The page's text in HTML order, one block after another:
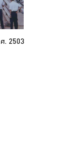
. 2503